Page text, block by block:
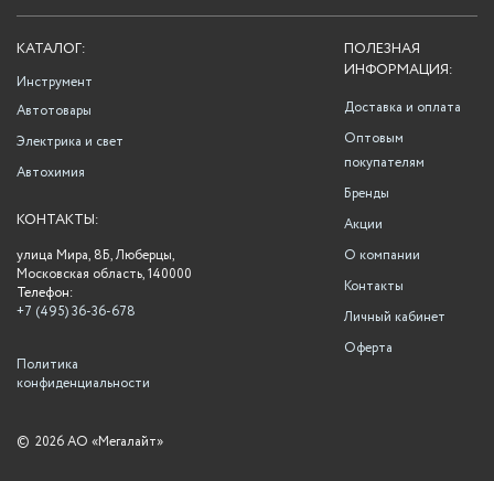
ПОЛЕЗНАЯ
ИНФОРМАЦИЯ:
Доставка и оплата
Оптовым
покупателям
Бренды
Акции
О компании
Контакты
Личный кабинет
Оферта
КАТАЛОГ:
Инструмент
Автотовары
Электрика и свет
Автохимия
КОНТАКТЫ:
улица Мира, 8Б, Люберцы,
Московская область, 140000
Телефон:
+7 (495) 36-36-678
Политика
конфиденциальности
© 2026 АО «Мегалайт»